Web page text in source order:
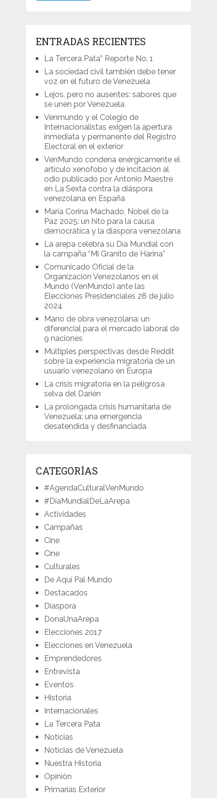
ENTRADAS RECIENTES
La Tercera Pata” Reporte No. 1
La sociedad civil también debe tener
voz en el futuro de Venezuela
Lejos, pero no ausentes: sabores que
se unen por Venezuela
Venmundo y el Colegio de
Internacionalistas exigen la apertura
inmediata y permanente del Registro
Electoral en el exterior
VenMundo condena enérgicamente el
artículo xenófobo y de incitación al
odio publicado por Antonio Maestre
en La Sexta contra la diáspora
venezolana en España
María Corina Machado, Nobel de la
Paz 2025: un hito para la causa
democrática y la diáspora venezolana
La arepa celebra su Día Mundial con
la campaña “Mi Granito de Harina”
Comunicado Oficial de la
Organización Venezolanos en el
Mundo (VenMundo) ante las
Elecciones Presidenciales 28 de julio
2024
Mano de obra venezolana: un
diferencial para el mercado laboral de
9 naciones
Múltiples perspectivas desde Reddit
sobre la experiencia migratoria de un
usuario venezolano en Europa
La crisis migratoria en la peligrosa
selva del Darién
La prolongada crisis humanitaria de
Venezuela: una emergencia
desatendida y desfinanciada
CATEGORÍAS
#AgendaCulturalVenMundo
#DíaMundialDeLaArepa
Actividades
Campañas
Cine
Cine
Culturales
De Aquí Pal Mundo
Destacados
Diaspora
DonaUnaArepa
Elecciones 2017
Elecciones en Venezuela
Emprendedores
Entrevista
Eventos
Historia
Internacionales
La Tercera Pata
Noticias
Noticias de Venezuela
Nuestra Historia
Opinión
Primarias Exterior